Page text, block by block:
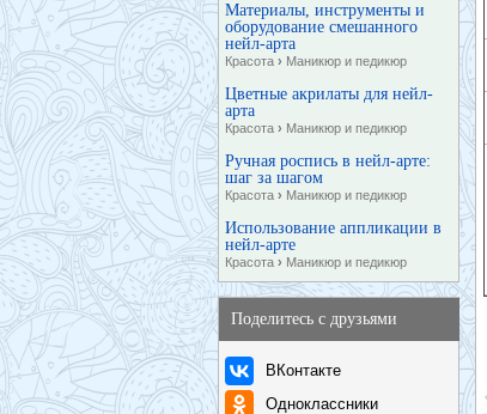
Материалы, инструменты и
оборудование смешанного
нейл-арта
Красота › Маникюр и педикюр
Цветные акрилаты для нейл-
арта
Красота › Маникюр и педикюр
Ручная роспись в нейл-арте:
шаг за шагом
Красота › Маникюр и педикюр
Использование аппликации в
нейл-арте
Красота › Маникюр и педикюр
Поделитесь с друзьями
ВКонтакте
Одноклассники